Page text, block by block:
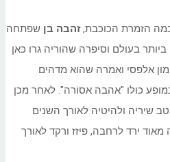
הזמרת הכוכבת,זהבה בן שפתחה
בעולם וסיפרה שהוריה גרו כאן
אלפסי ואמרה שהוא מדהים
כולו "אהבה אסורה". לאחר מכן
שיריה ולהיטיה לאורך השנים
ירד לרחבה, פיזז ורקד לאורך